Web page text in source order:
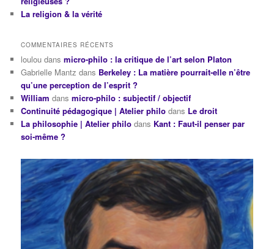
La religion & la vérité
COMMENTAIRES RÉCENTS
loulou dansmicro-philo : la critique de l’art selon Platon
Gabrielle Mantz dans Berkeley : La matière pourrait-elle n’être
qu’une perception de l’esprit ?
William dansmicro-philo : subjectif / objectif
Continuité pédagogique | Atelier philo dans Le droit
La philosophie | Atelier philo dans Kant : Faut-il penser par
soi-même ?